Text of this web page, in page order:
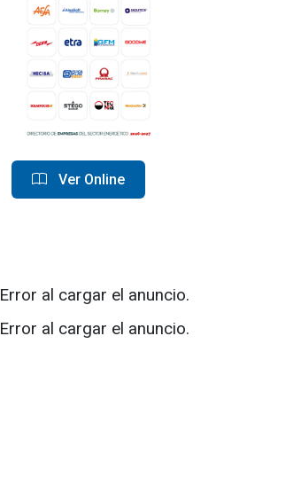
Ver Online
Error al cargar el anuncio.
Error al cargar el anuncio.